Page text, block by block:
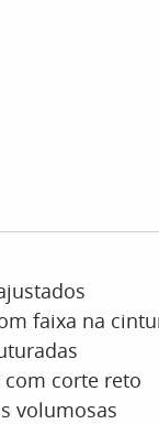
faixa na
com corte reto
volumosas